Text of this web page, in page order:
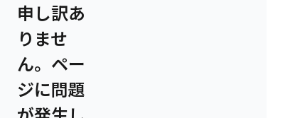
申し訳あ
りませ
ん。ペー
ジに問題